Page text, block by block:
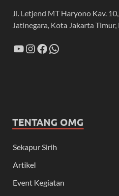
Jl. Letjend MT Haryono Kav.
Jatinegara, Kota Jakarta
TENTANG OMG
Sekapur Sirih
Artikel
Event Kegiatan